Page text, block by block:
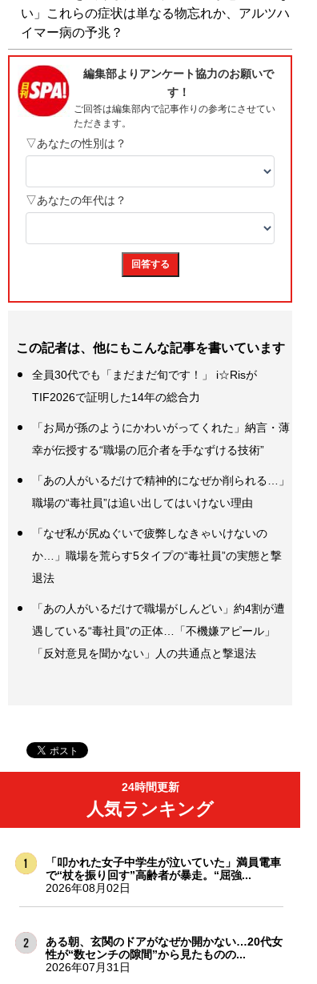
い」これらの症状は単なる物忘れか、アルツハ
イマー病の予兆？
この記者は、他にもこんな記事を書いています
全員30代でも「まだまだ旬です！」 i☆Risが
TIF2026で証明した14年の総合力
「お局が孫のようにかわいがってくれた」納言・薄
幸が伝授する“職場の厄介者を手なずける技術”
「あの人がいるだけで精神的になぜか削られる…」
職場の“毒社員”は追い出してはいけない理由
「なぜ私が尻ぬぐいで疲弊しなきゃいけないの
か…」職場を荒らす5タイプの“毒社員”の実態と撃
退法
「あの人がいるだけで職場がしんどい」約4割が遭
遇している“毒社員”の正体…「不機嫌アピール」
「反対意見を聞かない」人の共通点と撃退法
24時間更新
人気ランキング
「叩かれた女子中学生が泣いていた」満員電車
で“杖を振り回す”高齢者が暴走。“屈強...
2026年08月02日
ある朝、玄関のドアがなぜか開かない…20代女
性が“数センチの隙間”から見たものの...
2026年07月31日